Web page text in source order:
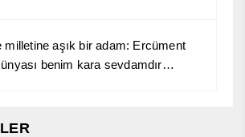
milletine aşık bir adam: Ercüment
benim kara sevdamdır…